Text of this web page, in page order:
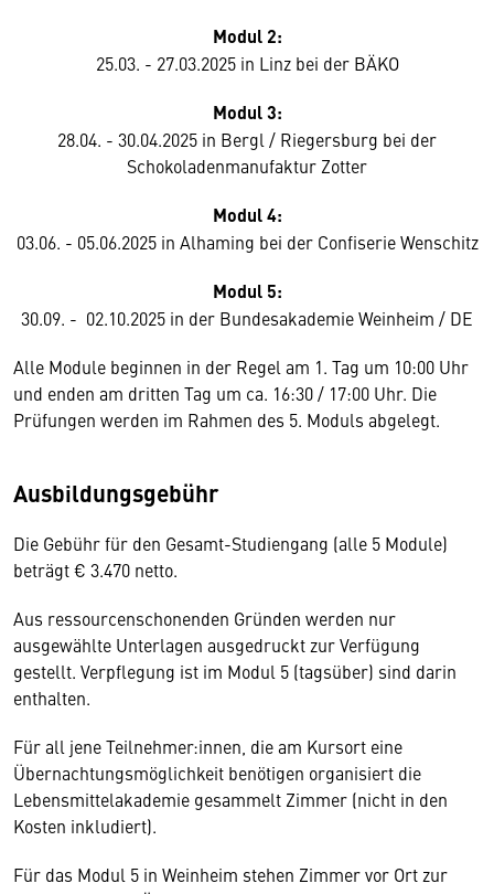
Modul 2:
25.03. - 27.03.2025 in Linz bei der BÄKO
Modul 3:
28.04. - 30.04.2025 in Bergl / Riegersburg bei der
Schokoladenmanufaktur Zotter
Modul 4:
03.06. - 05.06.2025 in Alhaming bei der Confiserie Wenschitz
Modul 5:
30.09. - 02.10.2025 in der Bundesakademie Weinheim / DE
Alle Module beginnen in der Regel am 1. Tag um 10:00 Uhr
und enden am dritten Tag um ca. 16:30 / 17:00 Uhr. Die
Prüfungen werden im Rahmen des 5. Moduls abgelegt.
Ausbildungsgebühr
Die Gebühr für den Gesamt-Studiengang (alle 5 Module)
beträgt € 3.470 netto.
Aus ressourcenschonenden Gründen werden nur
ausgewählte Unterlagen ausgedruckt zur Verfügung
gestellt. Verpflegung ist im Modul 5 (tagsüber) sind darin
enthalten.
Für all jene Teilnehmer:innen, die am Kursort eine
Übernachtungsmöglichkeit benötigen organisiert die
Lebensmittelakademie gesammelt Zimmer (nicht in den
Kosten inkludiert).
Für das Modul 5 in Weinheim stehen Zimmer vor Ort zur